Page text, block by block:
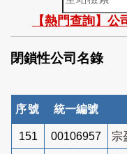
站
檢
索
【熱門查詢】
閉鎖性公司名錄
序號 統一編號
151 00106957 宗